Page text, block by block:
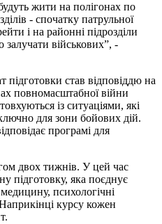
жити на полігонах по
- спочатку патрульної
і на районні підрозділи
залучати військових”, -
став відповіддю на
повномасштабної війни
із ситуаціями, які
для зони бойових дій.
програмі для
двох тижнів. У цей час
підготовку, яка поєднує
психологічні
курсу кожен